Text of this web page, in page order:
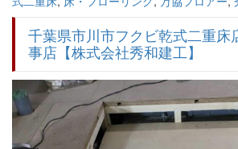
千葉県市川市フクビ乾式二重床
事店【株式会社秀和建工】